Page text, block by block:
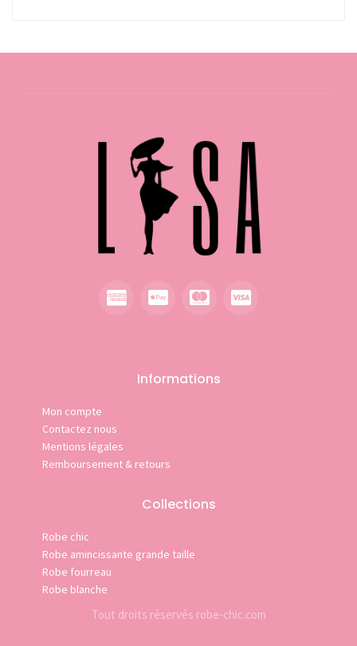
Informations
Mon compte
Contactez nous
Mentions légales
Remboursement & retours
Collections
Robe chic
Robe amincissante grande taille
Robe fourreau
Robe blanche
Tout droits réservés robe-chic.com